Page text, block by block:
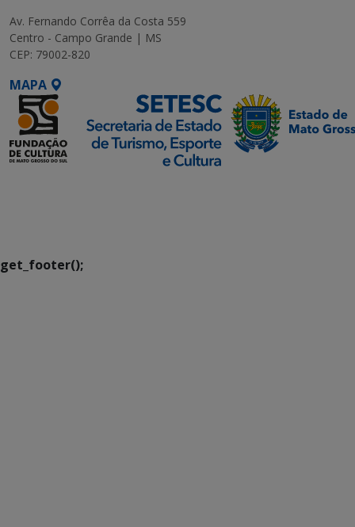
Av. Fernando Corrêa da Costa 559
Centro - Campo Grande | MS
CEP: 79002-820
MAPA
get_footer();